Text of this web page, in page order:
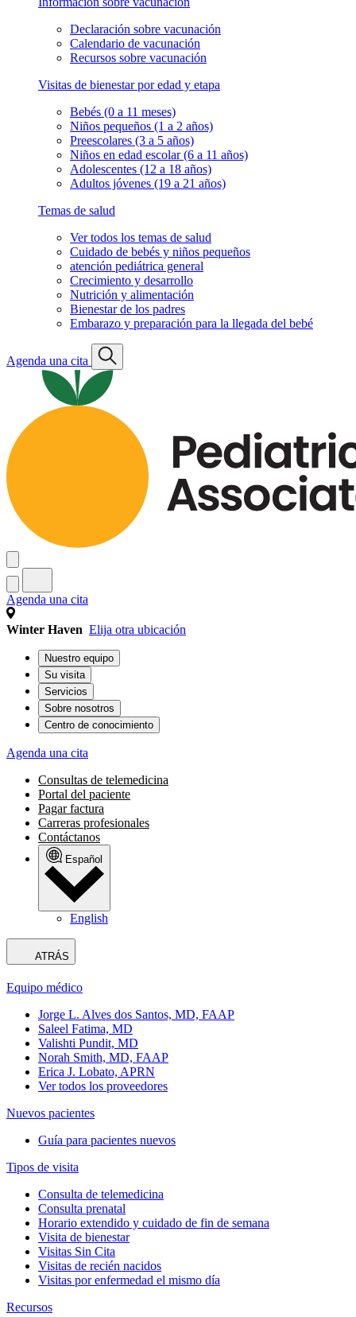
Declaración sobre vacunación
Calendario de vacunación
Recursos sobre vacunación
Visitas de bienestar por edad y etapa
Bebés (0 a 11 meses)
Niños pequeños (1 a 2 años)
Preescolares (3 a 5 años)
Niños en edad escolar (6 a 11 años)
Adolescentes (12 a 18 años)
Adultos jóvenes (19 a 21 años)
Temas de salud
Ver todos los temas de salud
Cuidado de bebés y niños pequeños
atención pediátrica general
Crecimiento y desarrollo
Nutrición y alimentación
Bienestar de los padres
Embarazo y preparación para la llegada del bebé
Agenda una cita
Agenda una cita
Winter Haven Elija otra ubicación
Nuestro equipo
Su visita
Servicios
Sobre nosotros
Centro de conocimiento
Agenda una cita
Consultas de telemedicina
Portal del paciente
Pagar factura
Carreras profesionales
Contáctanos
Español
English
ATRÁS
Equipo médico
Jorge L. Alves dos Santos, MD, FAAP
Saleel Fatima, MD
Valishti Pundit, MD
Norah Smith, MD, FAAP
Erica J. Lobato, APRN
Ver todos los proveedores
Nuevos pacientes
Guía para pacientes nuevos
Tipos de visita
Consulta de telemedicina
Consulta prenatal
Horario extendido y cuidado de fin de semana
Visita de bienestar
Visitas Sin Cita
Visitas de recién nacidos
Visitas por enfermedad el mismo día
Recursos